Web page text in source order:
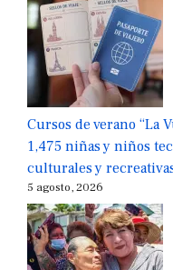
Cursos de verano “La
1,475 niñas y niños
culturales y
5 agosto, 2026